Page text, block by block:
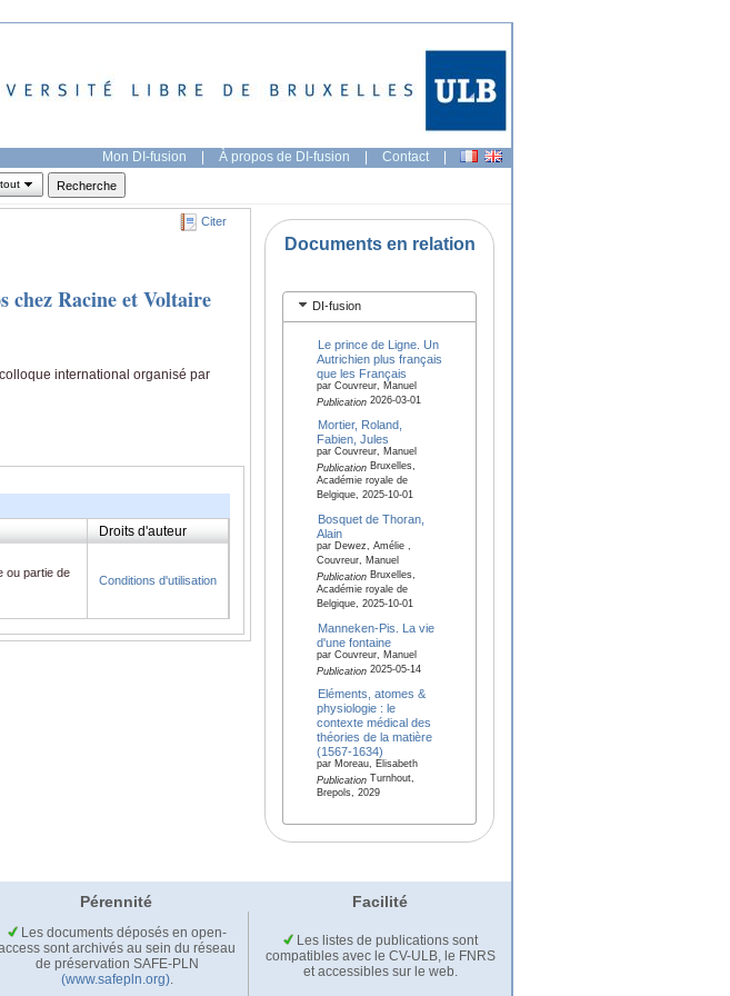
Mon DI-fusion | À propos de DI-fusion | Contact |
Citer
chez Racine et Voltaire
international organisé par
Droits d'auteur
ou partie de
Conditions d'utilisation
Documents en relation
DI-fusion
Le prince de Ligne. Un
Autrichien plus français
que les Français
par Couvreur, Manuel
Publication2026-03-01
Mortier, Roland,
Fabien, Jules
par Couvreur, Manuel
PublicationBruxelles,
Académie royale de
Belgique, 2025-10-01
Bosquet de Thoran,
Alain
par Dewez, Amélie ,
Couvreur, Manuel
PublicationBruxelles,
Académie royale de
Belgique, 2025-10-01
Manneken-Pis. La vie
d'une fontaine
par Couvreur, Manuel
Publication2025-05-14
Eléments, atomes &
physiologie : le
contexte médical des
théories de la matière
(1567-1634)
par Moreau, Elisabeth
PublicationTurnhout,
Brepols, 2029
Pérennité Facilité
Les documents déposés en open-
sont archivés au sein du réseau
de préservation SAFE-PLN
(www.safepln.org).
Les listes de publications sont
compatibles avec le CV-ULB, le FNRS
et accessibles sur le web.